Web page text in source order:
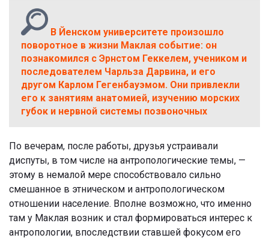
В Йенском университете произошло
поворотное в жизни Маклая событие: он
познакомился с Эрнстом Геккелем, учеником и
последователем Чарльза Дарвина, и его
другом Карлом Гегенбауэмом. Они привлекли
его к занятиям анатомией, изучению морских
губок и нервной системы позвоночных
По вечерам, после работы, друзья устраивали
диспуты, в том числе на антропологические темы, —
этому в немалой мере способствовало сильно
смешанное в этническом и антропологическом
отношении население. Вполне возможно, что именно
там у Маклая возник и стал формироваться интерес к
антропологии, впоследствии ставшей фокусом его